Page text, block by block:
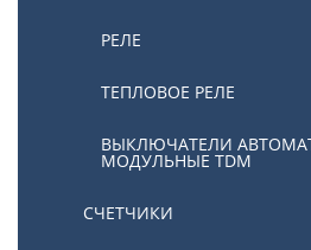
РЕЛЕ
ТЕПЛОВОЕ РЕЛЕ
ВЫКЛЮЧАТЕЛИ
МОДУЛЬНЫЕ TDM
СЧЕТЧИКИ